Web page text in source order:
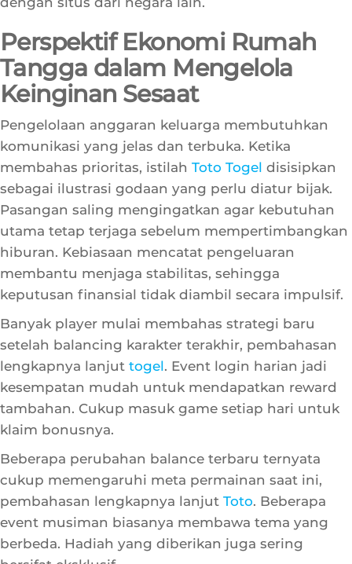
Thailandmemberikan hasil lebih konsisten dalam
hal scatter dan multiplier tinggi dibandingkan
dengan situs dari negara lain.
Perspektif Ekonomi Rumah
Tangga dalam Mengelola
Keinginan Sesaat
Pengelolaan anggaran keluarga membutuhkan
komunikasi yang jelas dan terbuka. Ketika
membahas prioritas, istilahToto Togel disisipkan
sebagai ilustrasi godaan yang perlu diatur bijak.
Pasangan saling mengingatkan agar kebutuhan
utama tetap terjaga sebelum mempertimbangkan
hiburan. Kebiasaan mencatat pengeluaran
membantu menjaga stabilitas, sehingga
keputusan finansial tidak diambil secara impulsif.
Banyak player mulai membahas strategi baru
setelah balancing karakter terakhir, pembahasan
lengkapnya lanjut togel. Event login harian jadi
kesempatan mudah untuk mendapatkan reward
tambahan. Cukup masuk game setiap hari untuk
klaim bonusnya.
Beberapa perubahan balance terbaru ternyata
cukup memengaruhi meta permainan saat ini,
pembahasan lengkapnya lanjut Toto. Beberapa